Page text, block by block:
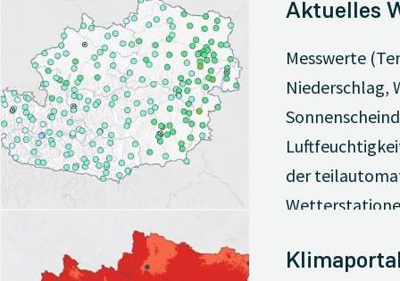
Aktuelles
Messwerte
Niederschlag,
der